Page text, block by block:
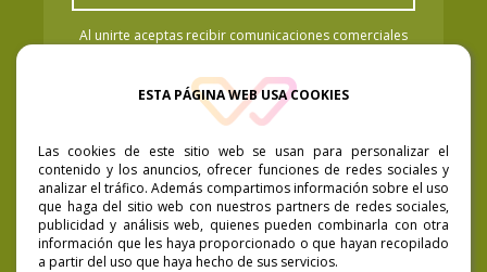
ESTA PÁGINA WEB USA COOKIES
Las cookies de este sitio web se usan para personalizar el
contenido y los anuncios, ofrecer funciones de redes sociales y
analizar el tráfico. Además compartimos información sobre el uso
que haga del sitio web con nuestros partners de redes sociales,
publicidad y análisis web, quienes pueden combinarla con otra
información que les haya proporcionado o que hayan recopilado
a partir del uso que haya hecho de sus servicios.
Al unirte aceptas recibir comunicaciones comerciales